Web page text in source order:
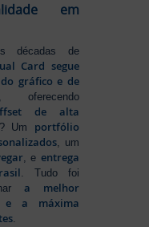
em
décadas de
Card segue
gráfico e de
oferecendo
de alta
Um portfólio
, um
, e entrega
. Tudo foi
a melhor
e a máxima
.